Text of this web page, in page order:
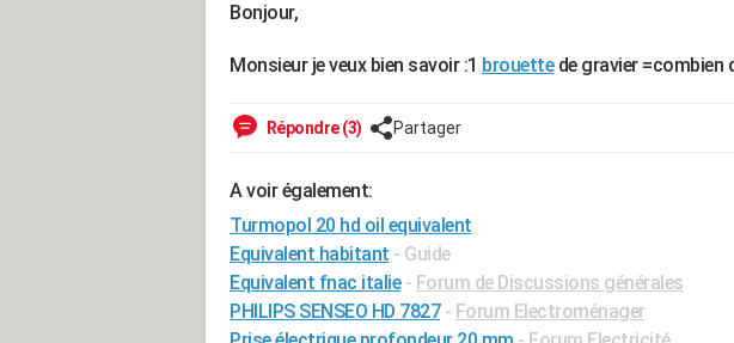
Bonjour,
Monsieur je veux bien savoir :1 brouettede gravier =combien
Répondre (3) Partager
A voir également:
Turmopol 20 hd oil equivalent
Equivalent habitant - Guide
Equivalent fnac italie - Forum de Discussions générales
PHILIPS SENSEO HD 7827 - Forum Electroménager